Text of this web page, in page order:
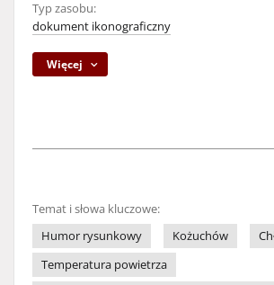
Typ zasobu:
dokument ikonograficzny
Więcej
Temat i słowa kluczowe:
Humor rysunkowy
Kożuchów
Temperatura powietrza